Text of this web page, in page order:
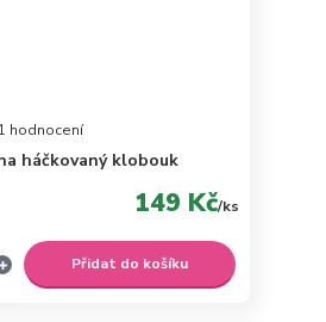
1 hodnocení
háčkovaný klobouk
149 Kč/ks
Přidat do košíku